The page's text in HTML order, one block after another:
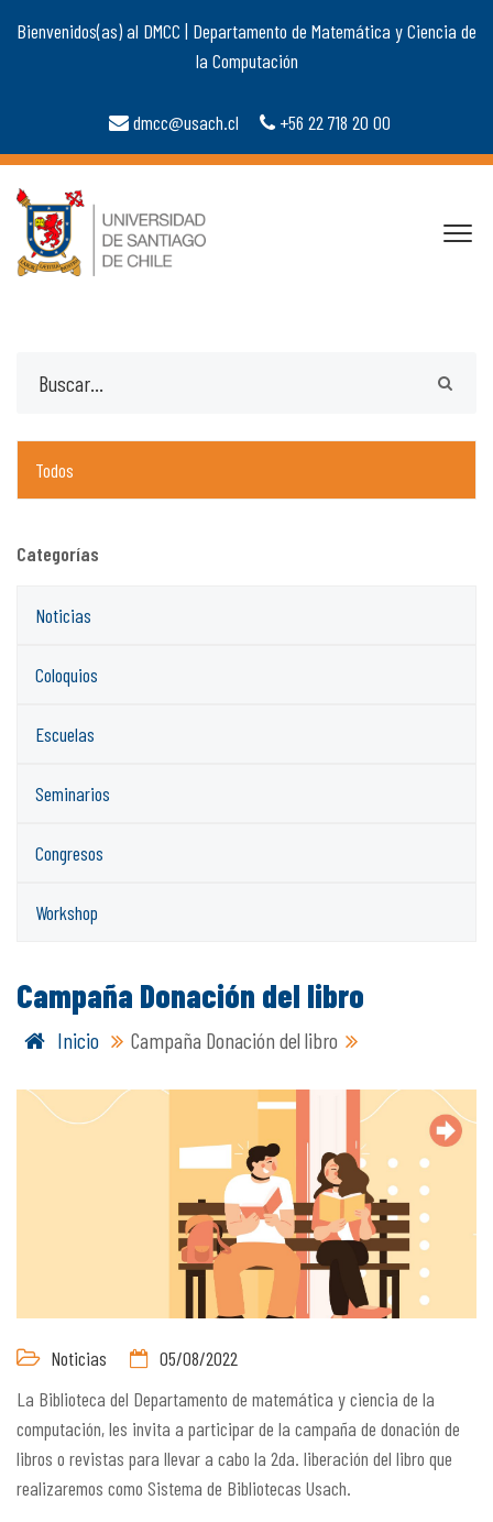
Bienvenidos(as) al DMCC | Departamento de Matemática y Ciencia de
la Computación
dmcc@usach.cl +56 22 718 20 00
Todos
Categorías
Noticias
Coloquios
Escuelas
Seminarios
Congresos
Workshop
Campaña Donación del libro
Inicio Campaña Donación del libro
Noticias
05/08/2022
La Biblioteca del Departamento de matemática y ciencia de la
computación, les invita a participar de la campaña de donación de
libros o revistas para llevar a cabo la 2da. liberación del libro que
realizaremos como Sistema de Bibliotecas Usach.